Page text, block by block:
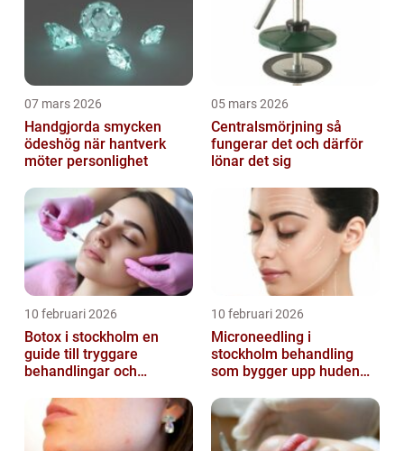
07 mars 2026
Handgjorda smycken
ödeshög när hantverk
möter personlighet
05 mars 2026
Centralsmörjning så
fungerar det och därför
lönar det sig
10 februari 2026
Botox i stockholm en
guide till tryggare
behandlingar och
10 februari 2026
Microneedling i
stockholm behandling
som bygger upp huden